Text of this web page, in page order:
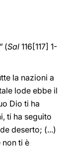
(Sal 116[117] 1-
la nazioni a
lode ebbe il
Dio ti ha
ti ha seguito
deserto; (...)
non ti è